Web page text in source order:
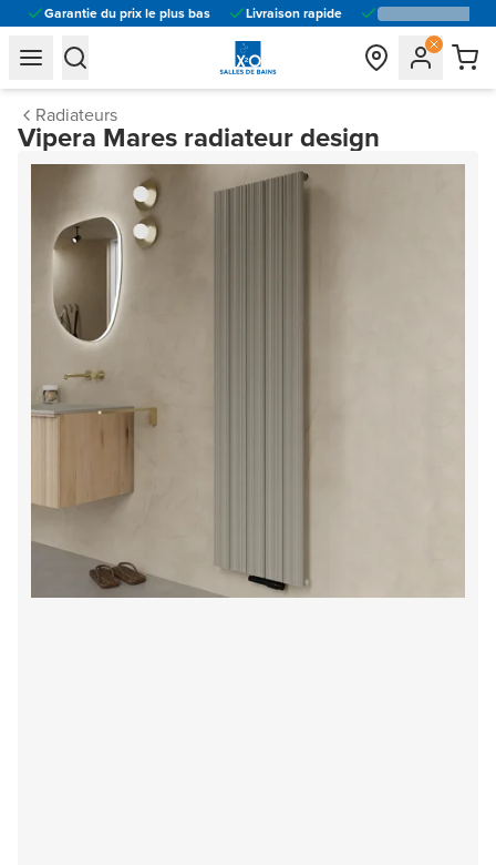
Garantie du prix le plus bas Livraison rapide
general.navigation.toggle_menu.label
general.navigation.toggle_menu.label
Radiateurs
Vipera Mares radiateur design